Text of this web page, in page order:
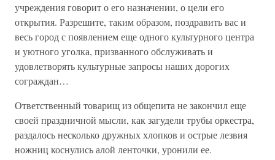
учреждения говорит о его назначении, о цели его
открытия. Разрешите, таким образом, поздравить вас и
весь город с появлением еще одного культурного центра
и уютного уголка, призванного обслуживать и
удовлетворять культурные запросы наших дорогих
сограждан…
Ответственный товарищ из общепита не закончил еще
своей праздничной мысли, как загудели трубы оркестра,
раздалось несколько дружных хлопков и острые лезвия
ножниц коснулись алой ленточки, уронили ее.